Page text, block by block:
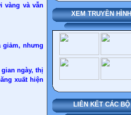
XEM TRUYỀN HÌNH
LIÊN KẾT CÁC BỘ
vàng và vẫn
giảm, nhưng
ngày, thị
xuất hiện